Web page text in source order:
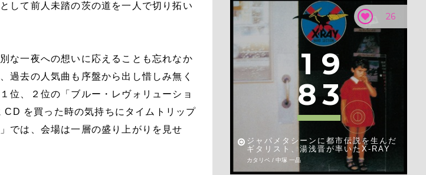
して前人未踏の茨の道を一人で切り拓い
な一夜への想いに応えることも忘れなか
過去の人気曲も序盤から出し惜しみ無く
位、２位の「ブルー・レヴォリューショ
を買った時の気持ちにタイムトリップ
では、会場は一層の盛り上がりを見せ
26
1 9
83
ジャパメタシーンに都市伝説を生んだ
ギタリスト、湯浅晋が率いたX-RAY
カタリベ / 中塚 一晶